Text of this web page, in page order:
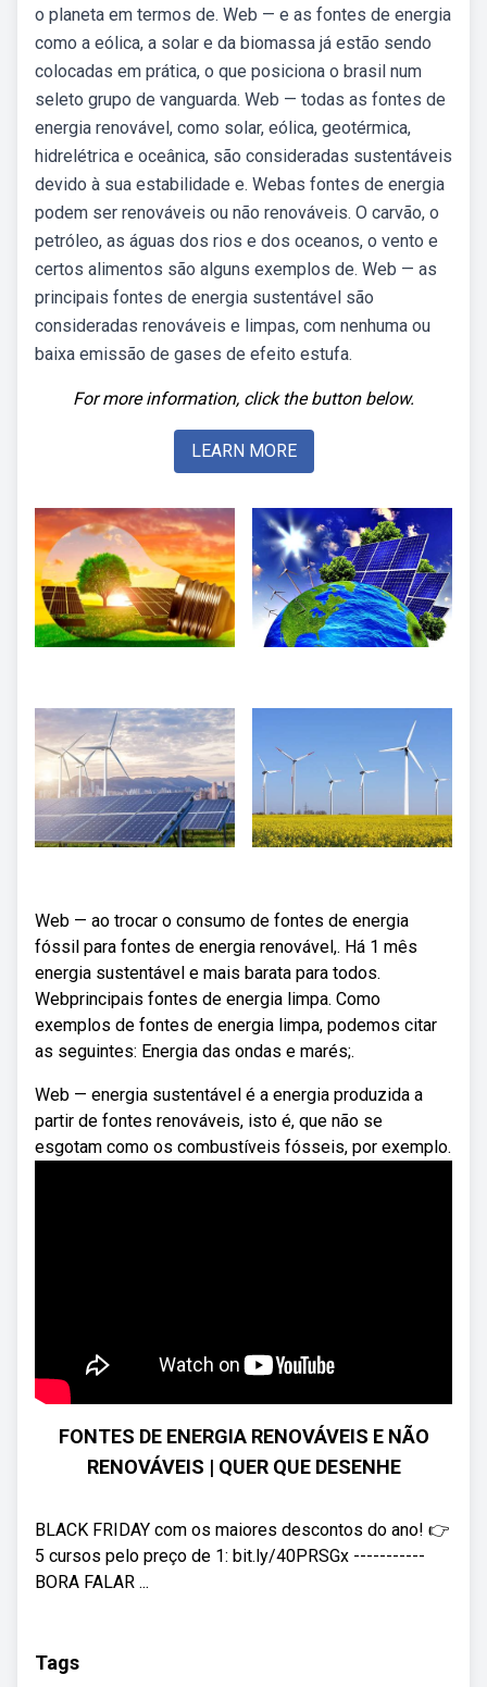
o planeta em termos de. Web — e as fontes de energia
como a eólica, a solar e da biomassa já estão sendo
colocadas em prática, o que posiciona o brasil num
seleto grupo de vanguarda. Web — todas as fontes de
energia renovável, como solar, eólica, geotérmica,
hidrelétrica e oceânica, são consideradas sustentáveis
devido à sua estabilidade e. Webas fontes de energia
podem ser renováveis ou não renováveis. O carvão, o
petróleo, as águas dos rios e dos oceanos, o vento e
certos alimentos são alguns exemplos de. Web — as
principais fontes de energia sustentável são
consideradas renováveis e limpas, com nenhuma ou
baixa emissão de gases de efeito estufa.
For more information, click the button below.
LEARN MORE
Web — ao trocar o consumo de fontes de energia
fóssil para fontes de energia renovável,. Há 1 mês
energia sustentável e mais barata para todos.
Webprincipais fontes de energia limpa. Como
exemplos de fontes de energia limpa, podemos citar
as seguintes: Energia das ondas e marés;.
Web — energia sustentável é a energia produzida a
partir de fontes renováveis, isto é, que não se
esgotam como os combustíveis fósseis, por exemplo.
FONTES DE ENERGIA RENOVÁVEIS E NÃO
RENOVÁVEIS | QUER QUE DESENHE
BLACK FRIDAY com os maiores descontos do ano! 👉
5 cursos pelo preço de 1: bit.ly/40PRSGx -----------
BORA FALAR ...
Tags